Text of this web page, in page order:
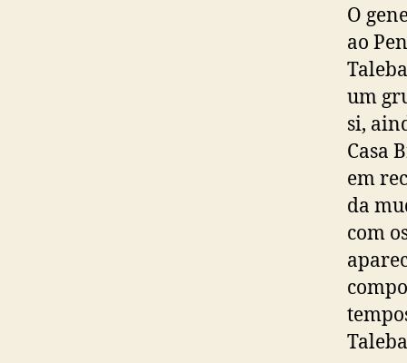
O
ao
um
si,
Casa
em
da
com